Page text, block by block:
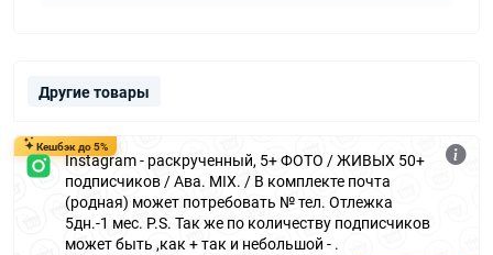
Другие товары
Кешбэк до 5%
Instagram - раскрученный, 5+ ФОТО / ЖИВЫХ 50+
подписчиков / Ава. MIX. / В комплекте почта
(родная) может потребовать № тел. Отлежка
5дн.-1 мес. P.S. Так же по количеству подписчиков
может быть ,как + так и небольшой - .